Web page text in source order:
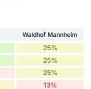
Waldhof Mannheim
25%
25%
25%
13%